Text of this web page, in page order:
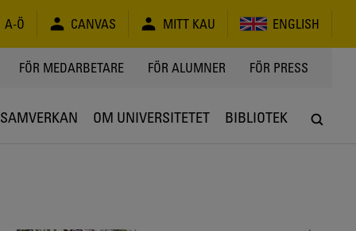
A-Ö CANVAS MITT KAU ENGLISH
FÖR MEDARBETARE FÖR ALUMNER FÖR PRESS
SAMVERKAN OM UNIVERSITETET BIBLIOTEK